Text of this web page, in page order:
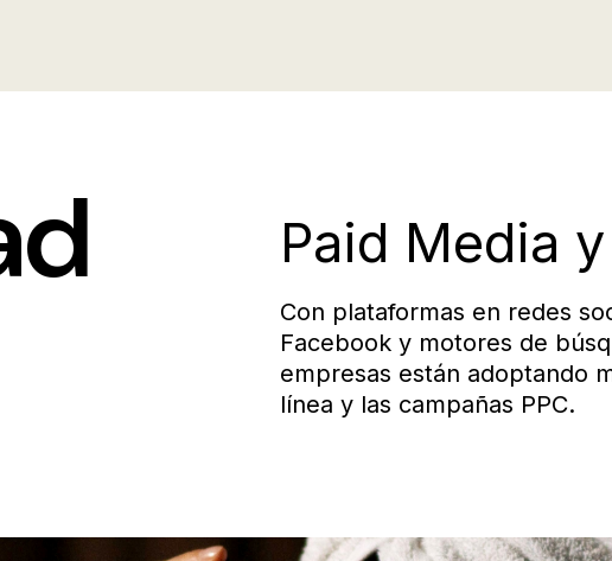
Paid Media
Con plataformas en redes
Facebook y motores de
empresas están adoptando
línea y las campañas PPC.